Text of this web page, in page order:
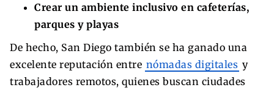
Crear un ambiente inclusivo en cafeterías,
parques y playas
De hecho, San Diego también se ha ganado una
excelente reputación entre nómadas digitales y
trabajadores remotos, quienes buscan ciudades